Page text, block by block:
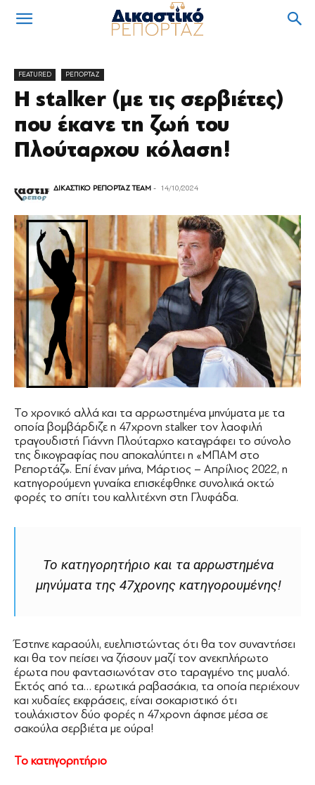
FEATURED ΡΕΠΟΡΤΑΖ
Η stalker (με τις σερβιέτες)
που έκανε τη ζωή του
Πλούταρχου κόλαση!
ΔΙΚΑΣΤΙΚΟ ΡΕΠΟΡΤΑΖ TEAM - 14/10/2024
Το χρονικό αλλά και τα αρρωστημένα μηνύματα με τα
οποία βομβάρδιζε η 47χρονη stalker τον λαοφιλή
τραγουδιστή Γιάννη Πλούταρχο καταγράφει το σύνολο
της δικογραφίας που αποκαλύπτει η «ΜΠΑΜ στο
Ρεπορτάζ». Επί έναν μήνα, Μάρτιος – Απρίλιος 2022, η
κατηγορούμενη γυναίκα επισκέφθηκε συνολικά οκτώ
φορές το σπίτι του καλλιτέχνη στη Γλυφάδα.
Το κατηγορητήριο και τα αρρωστημένα
μηνύματα της 47χρονης κατηγορουμένης!
Έστηνε καραούλι, ευελπιστώντας ότι θα τον συναντήσει
και θα τον πείσει να ζήσουν μαζί τον ανεκπλήρωτο
έρωτα που φαντασιωνόταν στο ταραγμένο της μυαλό.
Εκτός από τα… ερωτικά ραβασάκια, τα οποία περιέχουν
και χυδαίες εκφράσεις, είναι σοκαριστικό ότι
τουλάχιστον δύο φορές η 47χρονη άφησε μέσα σε
σακούλα σερβιέτα με ούρα!
Το κατηγορητήριο